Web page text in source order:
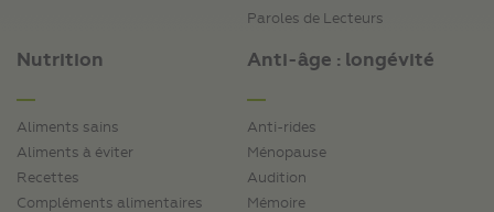
Paroles de Lecteurs
Nutrition
Aliments sains
Aliments à éviter
Recettes
Compléments alimentaires
Anti-âge : longévité
Anti-rides
Ménopause
Audition
Mémoire